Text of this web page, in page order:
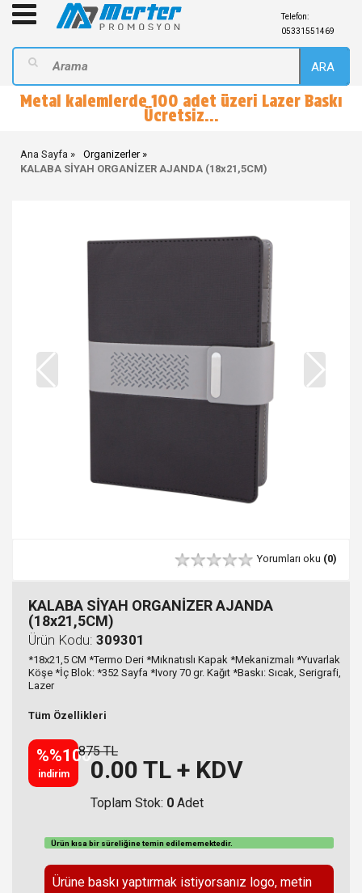
Telefon:
05331551469
ARA
Metal kalemlerde 100 adet üzeri Lazer Baskı
Ücretsiz...
Ana Sayfa
Organizerler
KALABA SİYAH ORGANİZER AJANDA (18x21,5CM)
Yorumları oku (0)
KALABA SİYAH ORGANİZER AJANDA
(18x21,5CM)
Ürün Kodu: 309301
*18x21,5 CM *Termo Deri *Mıknatıslı Kapak *Mekanizmalı *Yuvarlak
Köşe *İç Blok: *352 Sayfa *Ivory 70 gr. Kağıt *Baskı: Sıcak, Serigrafi,
Lazer
Tüm Özellikleri
%%100
indirim
875 TL
0.00 TL + KDV
Toplam Stok: 0 Adet
Ürün kısa bir süreliğine temin edilememektedir.
Ürüne baskı yaptırmak istiyorsanız logo, metin